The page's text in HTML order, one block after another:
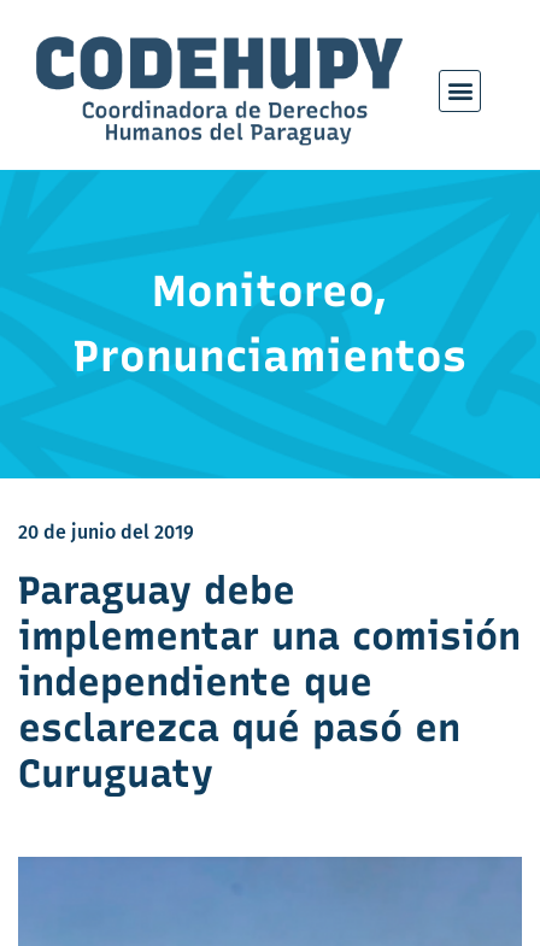
Monitoreo,
Pronunciamientos
20 de junio del 2019
Paraguay debe
implementar una comisión
independiente que
esclarezca qué pasó en
Curuguaty